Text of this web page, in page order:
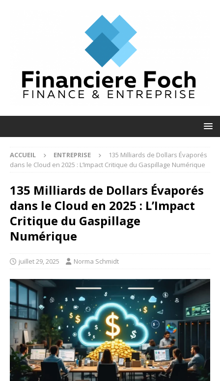
ACCUEIL ENTREPRISE
135 Milliards de Dollars Évaporés
dans le Cloud en 2025 : L’Impact Critique du Gaspillage Numérique
135 Milliards de Dollars Évaporés
dans le Cloud en 2025 : L’Impact
Critique du Gaspillage
Numérique
juillet 29, 2025 Norma Schmidt